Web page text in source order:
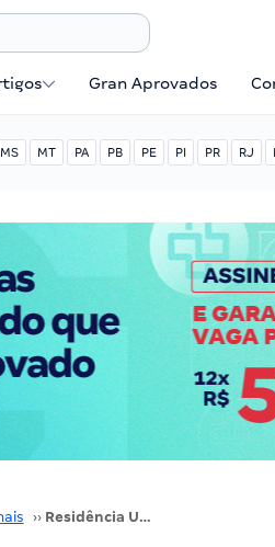
Gran Aprovados
MS MT PA PB PE PI PR RJ
›› Residência UNIOESTE 2026: 18 vagas e iniciais de R$ 4,1 mil